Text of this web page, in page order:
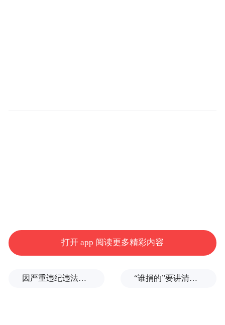
作为一台有着7座的中型SUV来说，
起亚KX7的确来得有些迟，
打开 app 阅读更多精彩内容
因严重违纪违法，金融监管总局原局长李云泽被罢免全国人大代表 “谁捐的”要讲清楚，爱心不能被截胡